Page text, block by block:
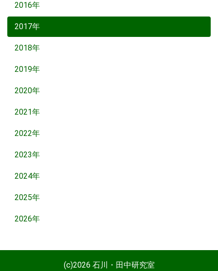
2016年
2017年
2018年
2019年
2020年
2021年
2022年
2023年
2024年
2025年
2026年
(c)2026 石川・田中研究室